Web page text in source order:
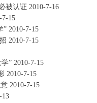
被认证 2010-7-16
15
”2010-7-15
2010-7-15
”2010-7-15
2010-7-15
2010-7-15